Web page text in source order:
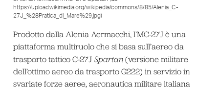
https://upload.wikimedia.org/wikipedia/commons/8/85/Alenia_C-
27J_%28Pratica_di_Mare%29.jpg)
Prodotto dalla Alenia Aermacchi, l’MC-27J è una
piattaforma multiruolo che si basa sull’aereo da
trasporto tattico C-27J Spartan (versione militare
dell’ottimo aereo da trasporto G222) in servizio in
svariate forze aeree, aeronautica militare italiana